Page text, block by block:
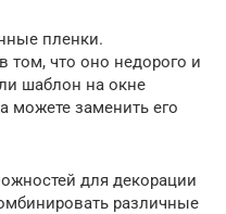
пленки.
том, что оно недорого и
шаблон на окне
можете заменить его
для декорации
различные